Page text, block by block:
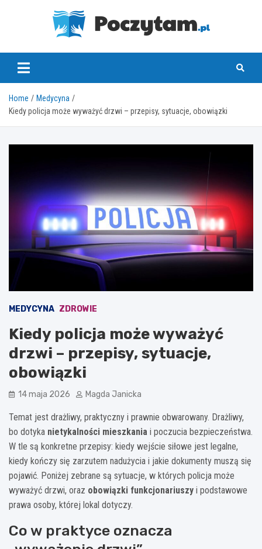
poczytam.pl
Home
Medycyna
Kiedy policja może wyważyć drzwi – przepisy, sytuacje, obowiązki
MEDYCYNA ZDROWIE
Kiedy policja może wyważyć
drzwi – przepisy, sytuacje,
obowiązki
14 maja 2026 Magda Janicka
Temat jest drażliwy, praktyczny i prawnie obwarowany. Drażliwy,
bo dotyka nietykalności mieszkania i poczucia bezpieczeństwa.
W tle są konkretne przepisy: kiedy wejście siłowe jest legalne,
kiedy kończy się zarzutem nadużycia i jakie dokumenty muszą się
pojawić. Poniżej zebrane są sytuacje, w których policja może
wyważyć drzwi, oraz obowiązki funkcjonariuszy i podstawowe
prawa osoby, której lokal dotyczy.
Co w praktyce oznacza